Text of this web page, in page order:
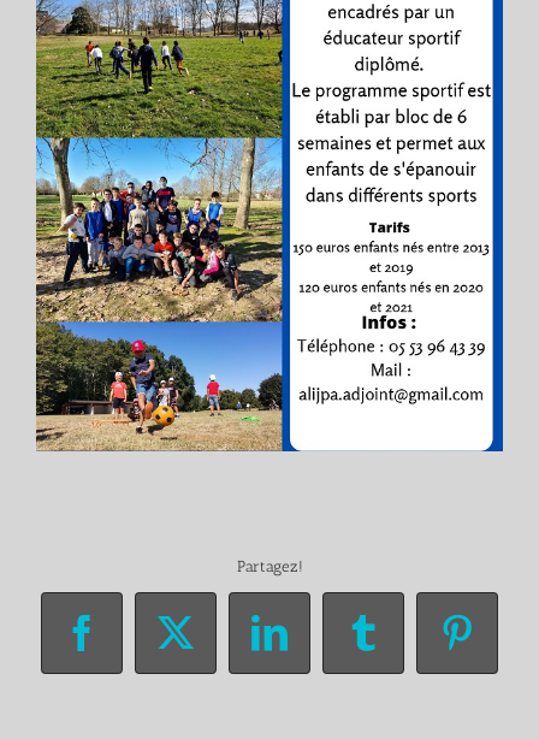
Partagez!
Facebook
X LinkedInTumblr